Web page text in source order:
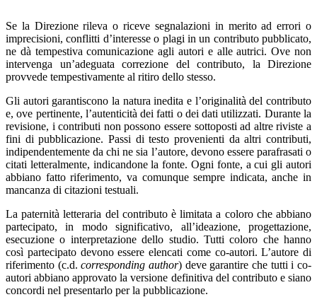
Se la Direzione rileva o riceve segnalazioni in merito ad errori o
imprecisioni, conflitti d’interesse o plagi in un contributo pubblicato,
ne dà tempestiva comunicazione agli autori e alle autrici. Ove non
intervenga un’adeguata correzione del contributo, la Direzione
provvede tempestivamente al ritiro dello stesso.
Gli autori garantiscono la natura inedita e l’originalità del contributo
e, ove pertinente, l’autenticità dei fatti o dei dati utilizzati. Durante la
revisione, i contributi non possono essere sottoposti ad altre riviste a
fini di pubblicazione. Passi di testo provenienti da altri contributi,
indipendentemente da chi ne sia l’autore, devono essere parafrasati o
citati letteralmente, indicandone la fonte. Ogni fonte, a cui gli autori
abbiano fatto riferimento, va comunque sempre indicata, anche in
mancanza di citazioni testuali.
La paternità letteraria del contributo è limitata a coloro che abbiano
partecipato, in modo significativo, all’ideazione, progettazione,
esecuzione o interpretazione dello studio. Tutti coloro che hanno
così partecipato devono essere elencati come co-autori. L’autore di
riferimento (c.d.corresponding author) deve garantire che tutti i co-
autori abbiano approvato la versione definitiva del contributo e siano
concordi nel presentarlo per la pubblicazione.